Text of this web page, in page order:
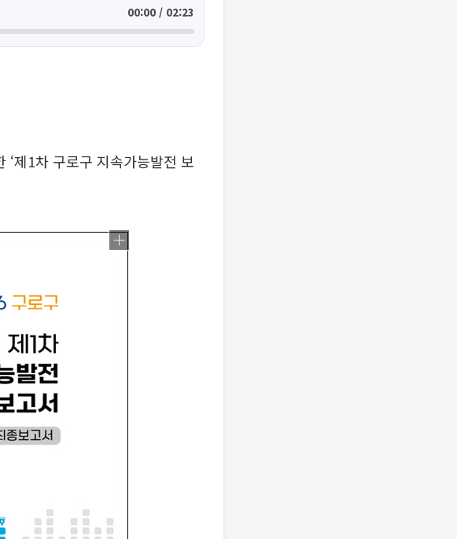
00:00 / 02:23
‘제1차 구로구 지속가능발전 보